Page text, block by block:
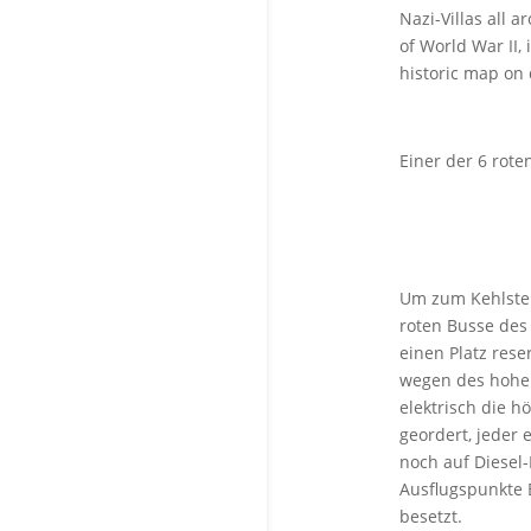
Nazi-Villas all
of World War II,
historic map on
Einer der 6
Um zum
roten Busse
einen Platz
wegen des
elektrisch die
geordert, jeder
noch auf
Ausflugspunkte
besetzt.